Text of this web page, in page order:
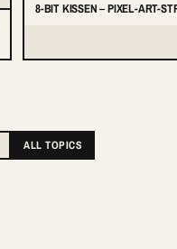
8-BIT KISSEN – PIXEL-ART-
ALL TOPICS